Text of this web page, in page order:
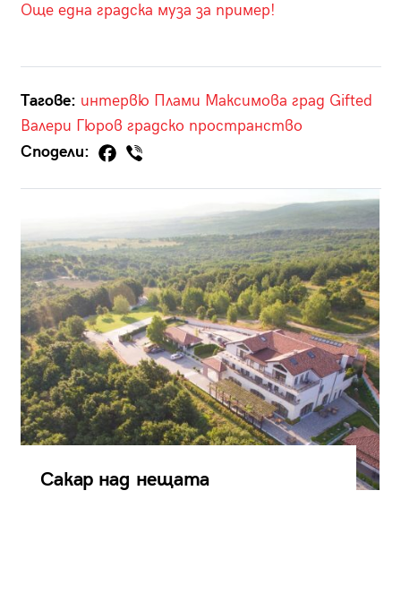
Още една градска муза за пример!
Тагове: интервю Плами Максимова град Gifted
Валери Гюров градско пространство
Сподели:
Сакар над нещата